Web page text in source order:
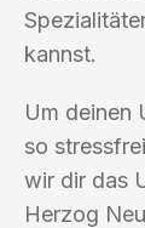
kannst.
Um deinen
so
wir dir das
Herzog